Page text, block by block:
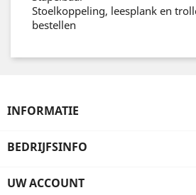
Stoelkoppeling, leesplank en
bestellen
INFORMATIE
BEDRIJFSINFO
UW ACCOUNT